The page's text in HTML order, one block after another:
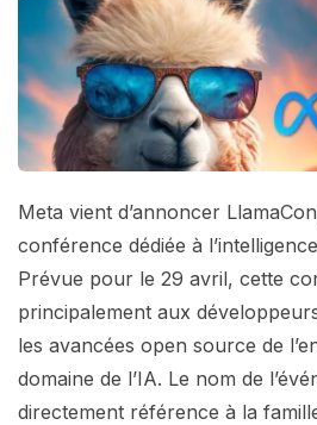
Meta vient d’annoncer
conférence dédiée à
Prévue pour le 29 avril, cette
principalement aux
les avancées open source de
domaine de l’IA. Le nom de
directement référence à la